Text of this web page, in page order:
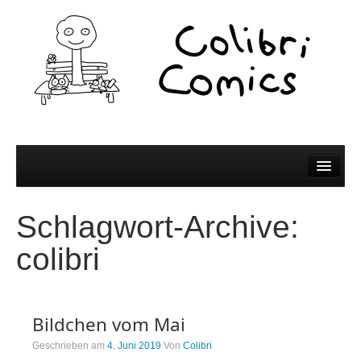
Comics
Colibri Wissen
Spiel und Spaß
Schlagwort-Archive:
colibri
Bildchen vom Mai
Geschrieben am 4. Juni 2019 Von Colibri